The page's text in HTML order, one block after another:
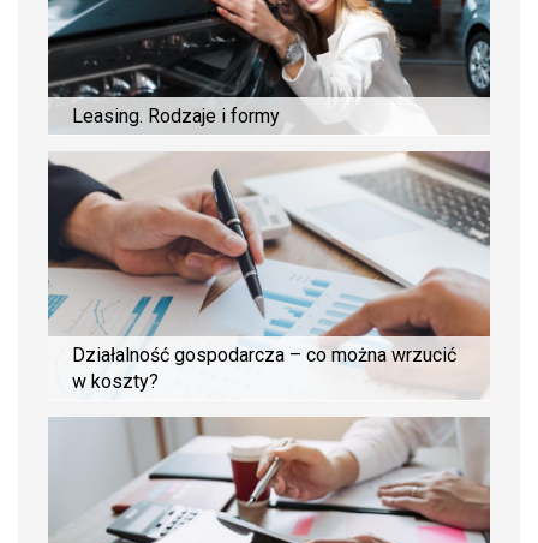
Leasing. Rodzaje i formy
Działalność gospodarcza – co można wrzucić
w koszty?